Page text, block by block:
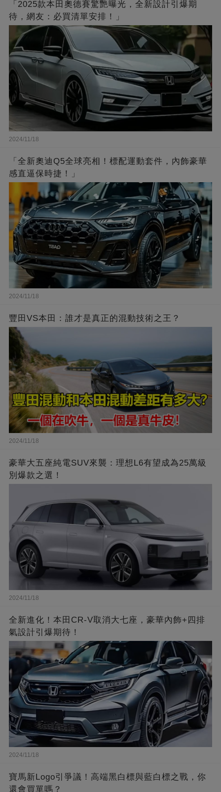
「2025款本田奧德賽驚艷曝光，全新設計引爆期
待，網友：必買清單安排！」
2024/11/18
「全新奧迪Q5全球亮相！標配運動套件，內飾豪華
感直逼保時捷！」
2024/11/18
豐田VS本田：誰才是真正的混動技術之王？
2024/11/18
豪華大五座純電SUV來襲：理想L6有望成為25萬級
別爆款之選！
2024/11/18
全新進化！本田CR-V取消大七座，豪華內飾+四排
氣設計引爆期待！
2024/11/18
寶馬新Logo引爭議！高端黑白標與藍白標之戰，你
還會買單嗎？